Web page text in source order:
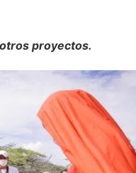
proyectos.